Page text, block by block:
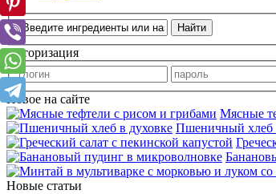
Авторизация
Новое на сайте
Мясные
Пшеничный хлеб
Новые статьи